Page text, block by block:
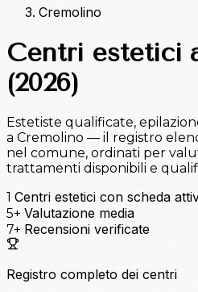
Cremolino
Centri estetici
(2026)
Estetiste qualificate,
a Cremolino — il registro
nel comune, ordinati per
trattamenti disponibili e
1 Centri estetici con scheda
5+ Valutazione media
7+ Recensioni verificate
Registro completo dei centri